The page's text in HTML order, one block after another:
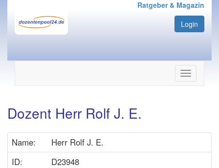
Ratgeber & Magazin
Login
Navigation
ein-/
Dozent Herr Rolf J. E.
Name:
Herr Rolf J. E.
ID:
D23948